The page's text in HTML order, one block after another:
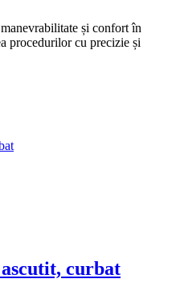
și confort în
procedurilor cu precizie și
curbat